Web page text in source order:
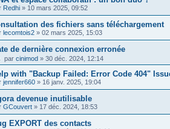
Redhi » 10 mars 2025, 09:52
des fichiers sans téléchargement
lecomtois2 » 02 mars 2025, 15:03
de dernière connexion erronée
par cinimod » 30 déc. 2024, 12:14
with "Backup Failed: Error Code 404"
jennifer660 » 16 janv. 2025, 19:04
devenue inutilisable
GCouvert » 17 déc. 2024, 18:53
EXPORT des contacts